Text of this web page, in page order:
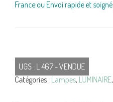
France ou Envoi rapide et
UGS : L 467 - VENDUE
Catégories : Lampes, LUMINAIRE,